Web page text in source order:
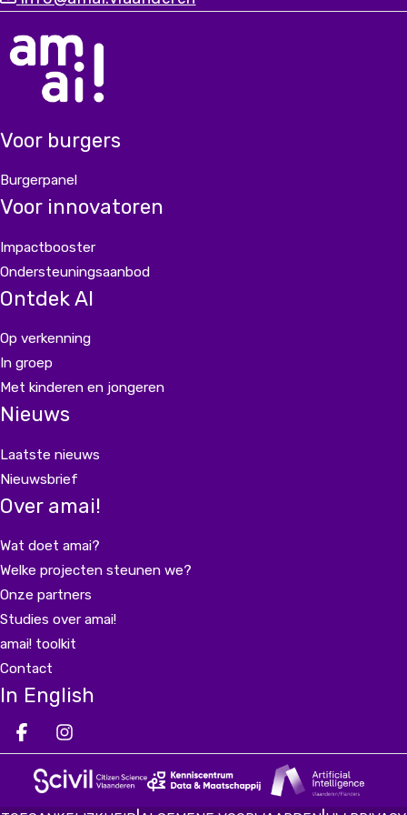
een chatbot bouwen die er écht is voor iedereen.
Voor burgers
Burgerpanel
Voor innovatoren
Impactbooster
Ondersteuningsaanbod
Ontdek AI
Op verkenning
In groep
Met kinderen en jongeren
Nieuws
Laatste nieuws
Nieuwsbrief
Over amai!
Wat doet amai?
Welke projecten steunen we?
Onze partners
Studies over amai!
amai! toolkit
Contact
In English
Deel op facebook
Deel op Instagram
Deel op LinkedIn